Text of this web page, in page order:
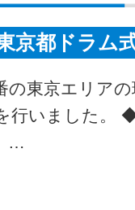
京都ドラム
東京エリア
行いました。
…